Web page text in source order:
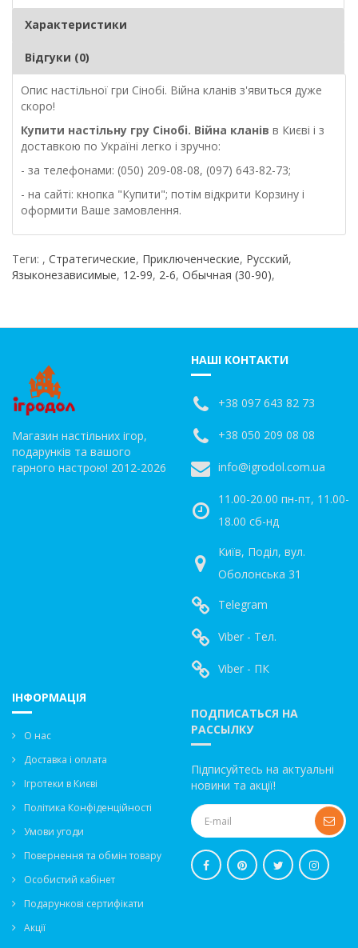
Характеристики
Відгуки (0)
Опис настільної гри Сінобі. Війна кланів з'явиться дуже
скоро!
Купити настільну гру Сінобі. Війна кланів в Києві і з
доставкою по Україні легко і зручно:
- за телефонами: (050) 209-08-08, (097) 643-82-73;
- на сайті: кнопка "Купити"; потім відкрити Корзину і
оформити Ваше замовлення.
Теги: , Стратегические, Приключенческие, Русский,
Языконезависимые, 12-99, 2-6, Обычная (30-90),
Магазин настільних ігор,
подарунків та вашого
гарного настрою! 2012-2026
НАШІ КОНТАКТИ
+38 097 643 82 73
+38 050 209 08 08
info@igrodol.com.ua
11.00-20.00 пн-пт, 11.00-
18.00 сб-нд
Київ, Поділ, вул.
Оболонська 31
Telegram
Viber - Тел.
Viber - ПК
ІНФОРМАЦІЯ
О нас
Доставка і оплата
Ігротеки в Києві
Політика Конфіденційності
Умови угоди
Повернення та обмін товару
Особистий кабінет
Подарункові сертифікати
Акції
ПОДПИСАТЬСЯ НА
РАССЫЛКУ
Підписуйтесь на актуальні
новини та акції!